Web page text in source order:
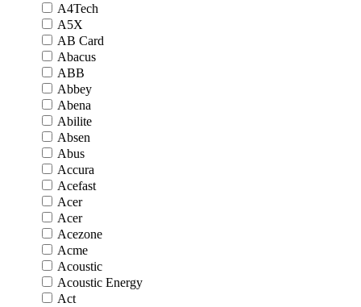
A4Tech
A5X
AB Card
Abacus
ABB
Abbey
Abena
Abilite
Absen
Abus
Accura
Acefast
Acer
Acer
Acezone
Acme
Acoustic
Acoustic Energy
Act